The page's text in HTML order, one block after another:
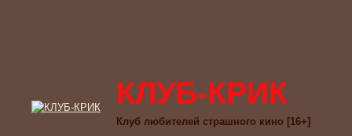
КЛУБ-КРИК
Клуб любителей страшного кино [16+]